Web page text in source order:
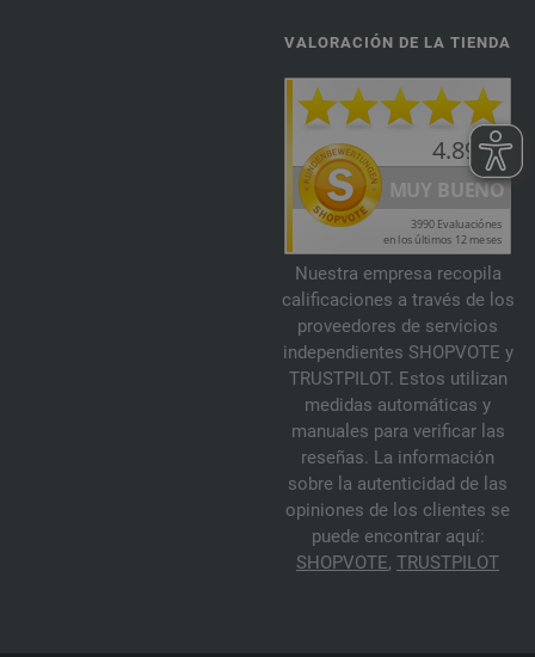
VALORACIÓN DE LA TIENDA
Nuestra empresa recopila
calificaciones a través de los
proveedores de servicios
independientes SHOPVOTE y
TRUSTPILOT. Estos utilizan
medidas automáticas y
manuales para verificar las
reseñas. La información
sobre la autenticidad de las
opiniones de los clientes se
puede encontrar aquí:
SHOPVOTE, TRUSTPILOT